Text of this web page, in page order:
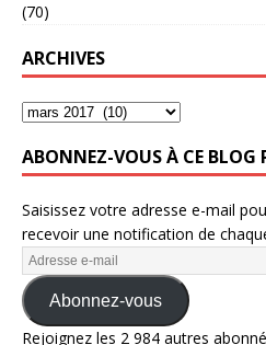
(70)
ARCHIVES
ABONNEZ-VOUS À CE BLOG
Saisissez votre adresse e-mail
recevoir une notification de
Abonnez-vous
Rejoignez les 2 984 autres